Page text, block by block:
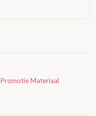
Promotie Materiaal